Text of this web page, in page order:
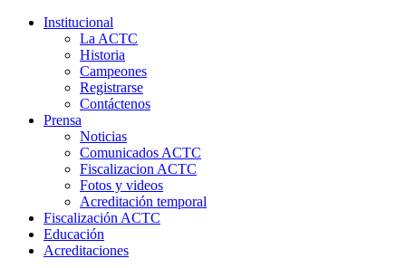
Institucional
La ACTC
Historia
Campeones
Registrarse
Contáctenos
Prensa
Noticias
Comunicados ACTC
Fiscalizacion ACTC
Fotos y videos
Acreditación temporal
Fiscalización ACTC
Educación
Acreditaciones